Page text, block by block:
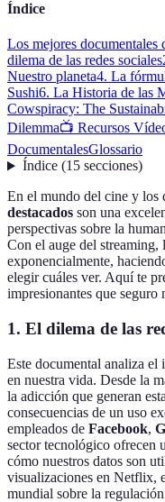
Índice
Los mejores documentales
dilema de las redes sociales
Nuestro planeta4. La
Sushi6. La Historia de las
Cowspiracy: The
Dilemma📺 Recursos
DocumentalesGlossario
Índice(15 secciones)
En el mundo del cine y los
destacados son una
perspectivas sobre la
Con el auge del streaming,
exponencialmente,
elegir cuáles ver. Aquí te
impresionantes que seguro
1. El dilema de las
Este documental analiza el
en nuestra vida. Desde la
la adicción que generan
consecuencias de un uso
empleados de Facebook,
sector tecnológico ofrecen
cómo nuestros datos son
visualizaciones en Netflix,
mundial sobre la